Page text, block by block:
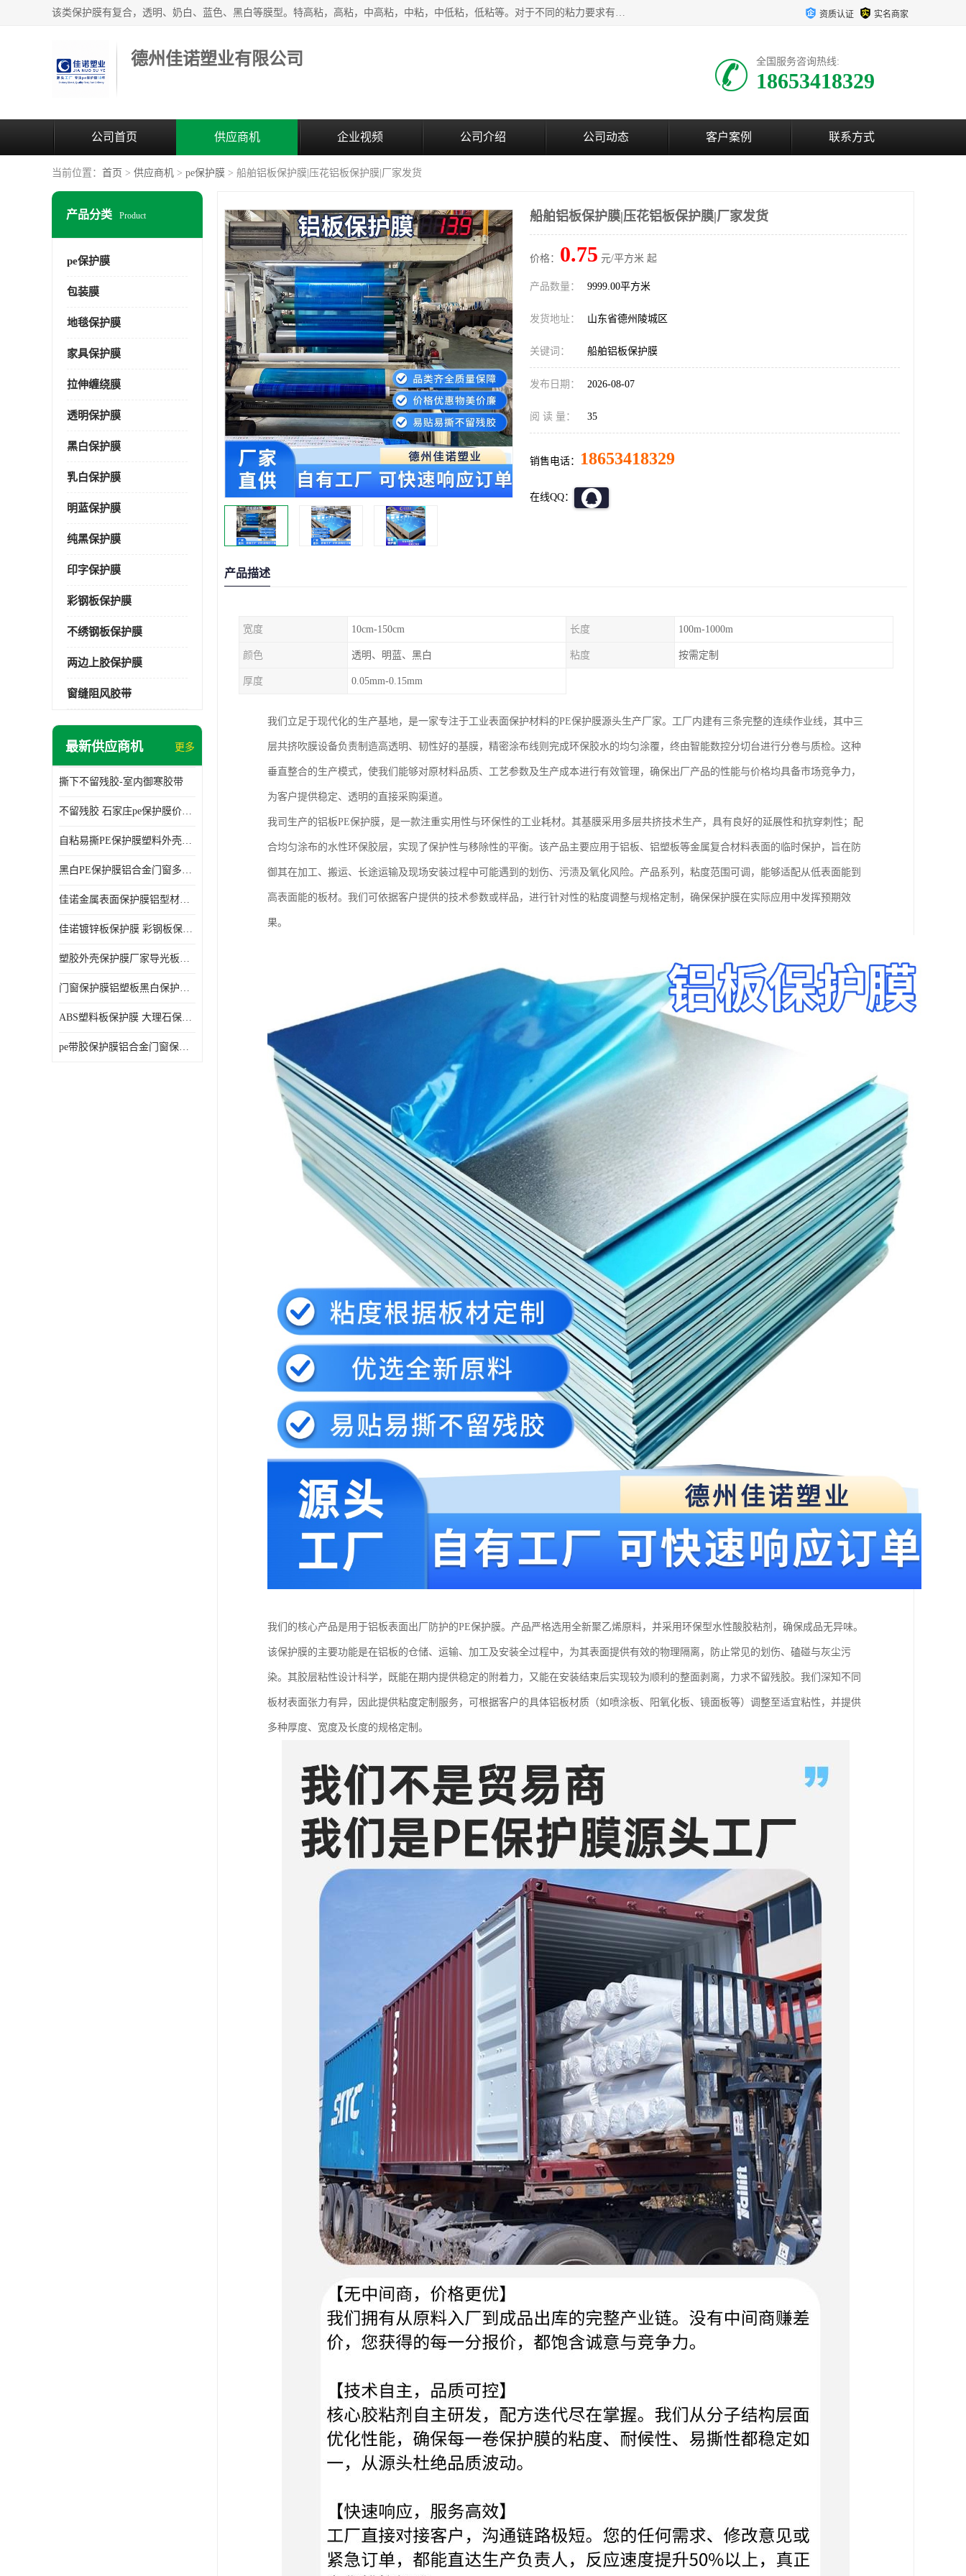
该类保护膜有复合，透明、奶白、蓝色、黑白等膜型。特高粘，高粘，中高粘，中粘，中低粘，低粘等。对于不同的粘力要求有相应的产品相适配。无胶渍残留污染。在较宽的收卷幅度下平整无皱纹，收卷长度大，利于机械化及自动化施工粘贴。为您的产品提供的表面保护解决方案。 产品广泛适用于：铝材、不锈钢、金属、塑料、电子、家电、家具、玻璃、化工材料、装饰材料等。 资质认证 实名商家
德州佳诺塑业有限公司 全国服务咨询热线:
18653418329
公司首页 供应商机 企业视频 公司介绍 公司动态 客户案例 联系方式
当前位置： 首页 > 供应商机 > pe保护膜 > 船舶铝板保护膜|压花铝板保护膜|厂家发货
产品分类 Product
pe保护膜
包装膜
地毯保护膜
家具保护膜
拉伸缠绕膜
透明保护膜
黑白保护膜
乳白保护膜
明蓝保护膜
纯黑保护膜
印字保护膜
彩钢板保护膜
不绣钢板保护膜
两边上胶保护膜
窗缝阻风胶带
最新供应商机 更多
撕下不留残胶-室内御寒胶带
不留残胶 石家庄pe保护膜价格 塑料薄膜
自粘易撕PE保护膜塑料外壳导光板亚克力板膜操作方便
黑白PE保护膜铝合金门窗多种颜色支持定制生产
佳诺金属表面保护膜铝型材保护膜不留残胶铝合金窗框保护胶带
佳诺镀锌板保护膜 彩钢板保护pe保护膜
塑胶外壳保护膜厂家导光板保护膜 铝单板保护膜胶带易撕不留胶
门窗保护膜铝塑板黑白保护膜外墙保温板保护膜
ABS塑料板保护膜 大理石保护膜 缠鱼竿保护膜
pe带胶保护膜铝合金门窗保护不锈钢板保护膜大理石建筑材料保护
船舶铝板保护膜|压花铝板保护膜|厂家发货
价格： 0.75 元/平方米 起
产品数量： 9999.00平方米
发货地址： 山东省德州陵城区
关键词： 船舶铝板保护膜
发布日期： 2026-08-07
阅 读 量： 35
销售电话： 18653418329
在线QQ：
产品描述
宽度 10cm-150cm 长度 100m-1000m
颜色 透明、明蓝、黑白 粘度 按需定制
厚度 0.05mm-0.15mm
我们立足于现代化的生产基地，是一家专注于工业表面保护材料的PE保护膜源头生产厂家。工厂内建有三条完整的连续作业线，其中三
层共挤吹膜设备负责制造高透明、韧性好的基膜，精密涂布线则完成环保胶水的均匀涂覆，终由智能数控分切台进行分卷与质检。这种
垂直整合的生产模式，使我们能够对原材料品质、工艺参数及生产成本进行有效管理，确保出厂产品的性能与价格均具备市场竞争力，
为客户提供稳定、透明的直接采购渠道。
我司生产的铝板PE保护膜，是一款注重实用性与环保性的工业耗材。其基膜采用多层共挤技术生产，具有良好的延展性和抗穿刺性；配
合均匀涂布的水性环保胶层，实现了保护性与移除性的平衡。该产品主要应用于铝板、铝塑板等金属复合材料表面的临时保护，旨在防
御其在加工、搬运、长途运输及现场安装过程中可能遇到的划伤、污渍及氧化风险。产品系列，粘度范围可调，能够适配从低表面能到
高表面能的板材。我们可依据客户提供的技术参数或样品，进行针对性的粘度调整与规格定制，确保保护膜在实际应用中发挥预期效
果。
我们的核心产品是用于铝板表面出厂防护的PE保护膜。产品严格选用全新聚乙烯原料，并采用环保型水性酸胶粘剂，确保成品无异味。
该保护膜的主要功能是在铝板的仓储、运输、加工及安装全过程中，为其表面提供有效的物理隔离，防止常见的划伤、磕碰与灰尘污
染。其胶层粘性设计科学，既能在期内提供稳定的附着力，又能在安装结束后实现较为顺利的整面剥离，力求不留残胶。我们深知不同
板材表面张力有异，因此提供粘度定制服务，可根据客户的具体铝板材质（如喷涂板、阳氧化板、镜面板等）调整至适宜粘性，并提供
多种厚度、宽度及长度的规格定制。